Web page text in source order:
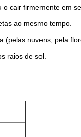
cair firmemente em
ao mesmo tempo.
nuvens, pela
raios de sol.